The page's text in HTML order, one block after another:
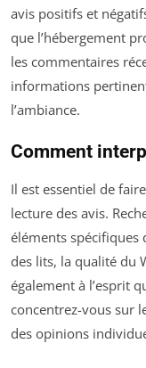
avis positifs et
que l’hébergement
les commentaires
informations
l’ambiance.
Comment
Il est essentiel de
lecture des avis.
éléments
des lits, la qualité du
également à l’esprit
concentrez-vous sur
des opinions